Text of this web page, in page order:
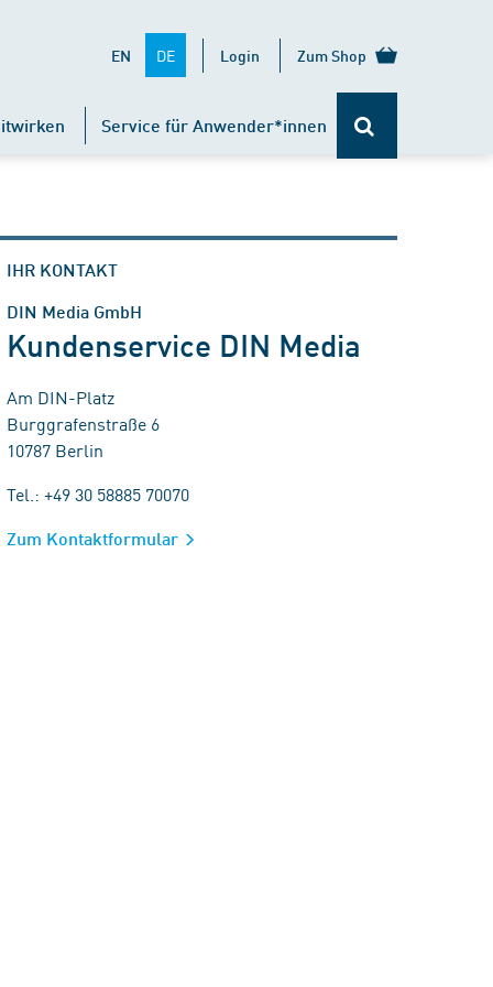
EN DE Login Zum Shop
Service für Anwender*innen
IHR KONTAKT
DIN Media GmbH
Kundenservice DIN Media
Am DIN-Platz
Burggrafenstraße 6
10787 Berlin
Tel.: +49 30 58885 70070
Zum Kontaktformular